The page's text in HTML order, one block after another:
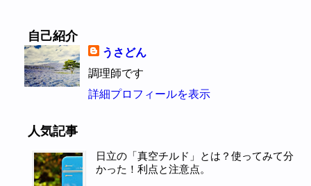
自己紹介
うさどん
調理師です
詳細プロフィールを表示
人気記事
日立の「真空チルド」とは？使ってみて分
かった！利点と注意点。